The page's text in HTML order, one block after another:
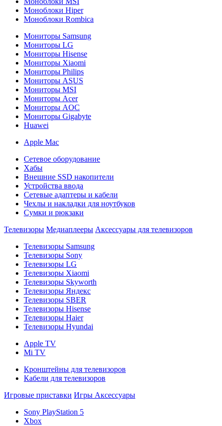
Моноблоки Hiper
Моноблоки Rombica
Мониторы Samsung
Мониторы LG
Мониторы Hisense
Мониторы Xiaomi
Мониторы Philips
Мониторы ASUS
Мониторы MSI
Мониторы Acer
Мониторы AOC
Мониторы Gigabyte
Huawei
Apple Mac
Сетевое оборудование
Хабы
Внешние SSD накопители
Устройства ввода
Сетевые адаптеры и кабели
Чехлы и накладки для ноутбуков
Сумки и рюкзаки
Телевизоры Медиаплееры Аксессуары для телевизоров
Телевизоры Samsung
Телевизоры Sony
Телевизоры LG
Телевизоры Xiaomi
Телевизоры Skyworth
Телевизоры Яндекс
Телевизоры SBER
Телевизоры Hisense
Телевизоры Haier
Телевизоры Hyundai
Apple TV
Mi TV
Кронштейны для телевизоров
Кабели для телевизоров
Игровые приставки Игры Аксессуары
Sony PlayStation 5
Xbox